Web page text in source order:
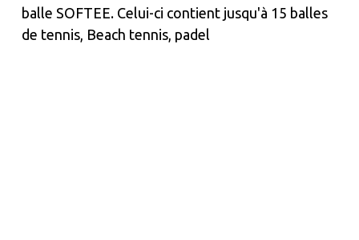
balle SOFTEE. Celui-ci contient jusqu'à 15 balles
de tennis, Beach tennis, padel